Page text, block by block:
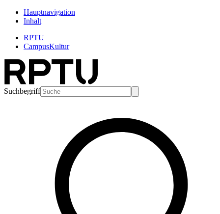
Hauptnavigation
Inhalt
RPTU
CampusKultur
Suchbegriff